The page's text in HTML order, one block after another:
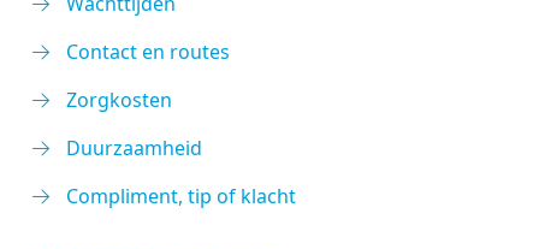
Contact en routes
Zorgkosten
Duurzaamheid
Compliment, tip of klacht